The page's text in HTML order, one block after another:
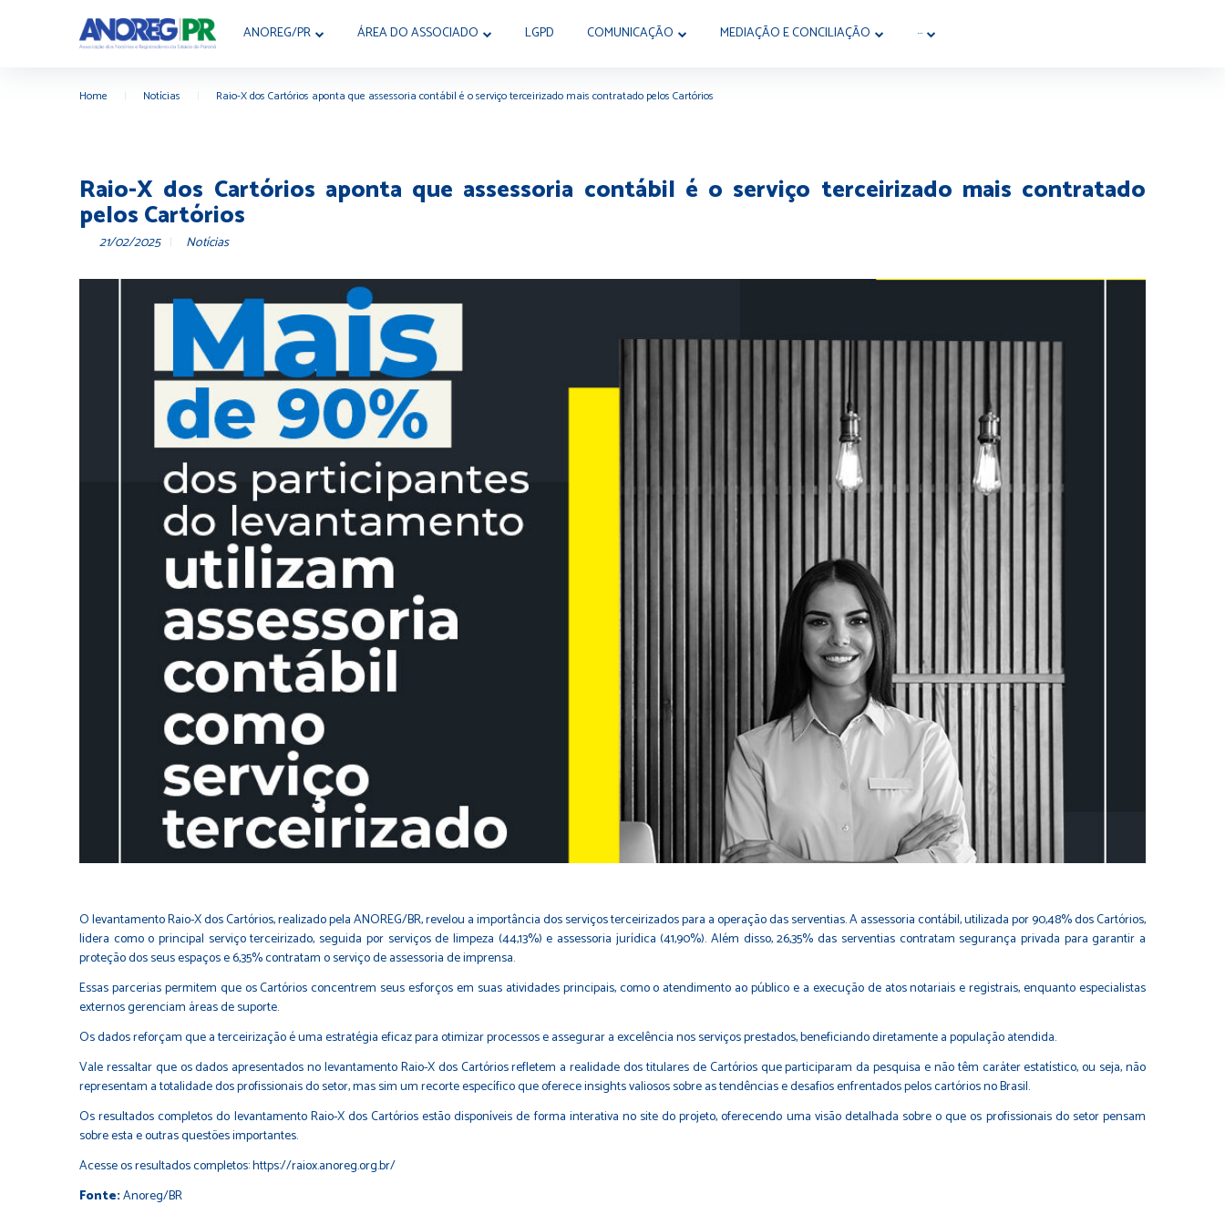
ANOREG/PR ÁREA DO ASSOCIADO LGPD COMUNICAÇÃO MEDIAÇÃO E CONCILIAÇÃO ···
Home Notícias Raio-X dos Cartórios aponta que assessoria contábil é o serviço terceirizado mais contratado pelos Cartórios
Raio-X dos Cartórios aponta que assessoria contábil é o serviço terceirizado mais contratado
pelos Cartórios
21/02/2025 Notícias
O levantamento Raio-X dos Cartórios, realizado pela ANOREG/BR, revelou a importância dos serviços terceirizados para a operação das serventias. A assessoria contábil, utilizada por 90,48% dos Cartórios,
lidera como o principal serviço terceirizado, seguida por serviços de limpeza (44,13%) e assessoria jurídica (41,90%). Além disso, 26,35% das serventias contratam segurança privada para garantir a
proteção dos seus espaços e 6,35% contratam o serviço de assessoria de imprensa.
Essas parcerias permitem que os Cartórios concentrem seus esforços em suas atividades principais, como o atendimento ao público e a execução de atos notariais e registrais, enquanto especialistas
externos gerenciam áreas de suporte.
Os dados reforçam que a terceirização é uma estratégia eficaz para otimizar processos e assegurar a excelência nos serviços prestados, beneficiando diretamente a população atendida.
Vale ressaltar que os dados apresentados no levantamento Raio-X dos Cartórios refletem a realidade dos titulares de Cartórios que participaram da pesquisa e não têm caráter estatístico, ou seja, não
representam a totalidade dos profissionais do setor, mas sim um recorte específico que oferece insights valiosos sobre as tendências e desafios enfrentados pelos cartórios no Brasil.
Os resultados completos do levantamento Raio-X dos Cartórios estão disponíveis de forma interativa no site do projeto, oferecendo uma visão detalhada sobre o que os profissionais do setor pensam
sobre esta e outras questões importantes.
Acesse os resultados completos:https://raiox.anoreg.org.br/
Fonte:Anoreg/BR